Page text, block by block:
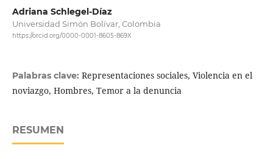
Adriana Schlegel-Díaz
Universidad Simón Bolívar, Colombia
https://orcid.org/0000-0001-8605-869X
Palabras clave: Representaciones sociales, Violencia en el
noviazgo, Hombres, Temor a la denuncia
RESUMEN